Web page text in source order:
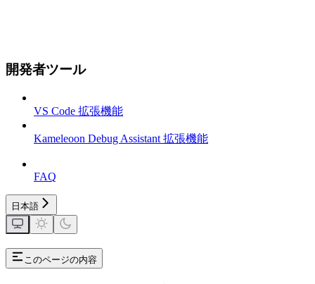
開発者ツール
VS Code 拡張機能
Kameleoon Debug Assistant 拡張機能
FAQ
日本語
このページの内容